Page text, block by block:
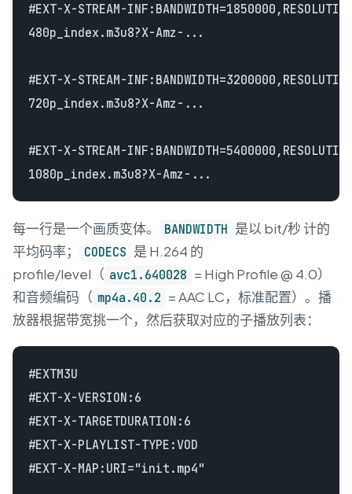
#EXT-X-STREAM-
480p_index.m3u8?X-Amz-...
#EXT-X-STREAM-
720p_index.m3u8?X-Amz-...
#EXT-X-STREAM-
每一行是一个画质变体。 BANDWIDTH 是以 bit/秒 计的
平均码率；
CODECS 是 H.264 的
profile/level（ avc1.640028 = High Profile @ 4.0）
和音频编码（ mp4a.40.2 = AAC LC，标准配置）。播
放器根据带宽挑一个，然后获取对应的子播放列表：
#EXTM3U
#EXT-X-VERSION:6
#EXT-X-TARGETDURATION:6
#EXT-X-PLAYLIST-TYPE:VOD
#EXT-X-MAP:URI="init.mp4"